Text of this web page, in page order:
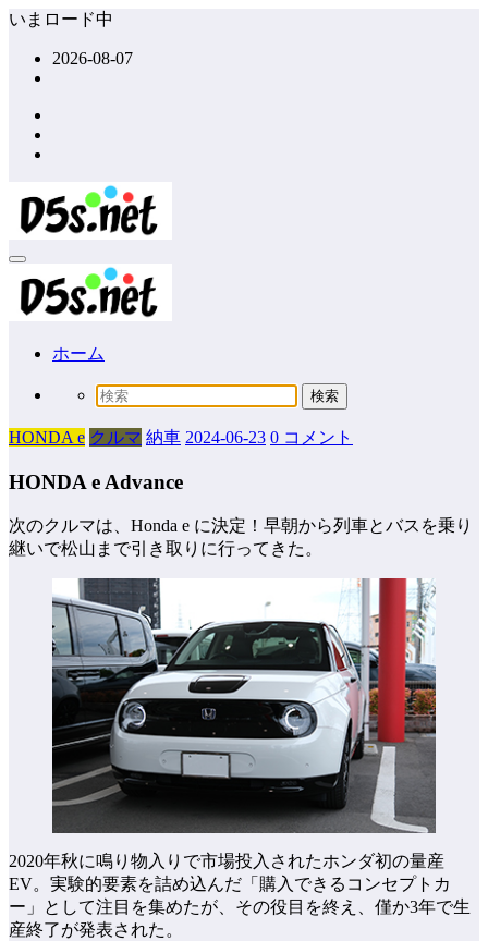
コ
ッ
プ
いまロード中
2026-08-07
ホーム
HONDA e クルマ 納車 2024-06-23 0 コメント
HONDA e Advance
次のクルマは、Honda e に決定！早朝から列車とバスを乗り
継いで松山まで引き取りに行ってきた。
2020年秋に鳴り物入りで市場投入されたホンダ初の量産
EV。実験的要素を詰め込んだ「購入できるコンセプトカ
ー」として注目を集めたが、その役目を終え、僅か3年で生
産終了が発表された。